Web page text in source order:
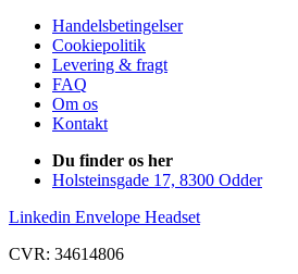
Handelsbetingelser
Cookiepolitik
Levering & fragt
FAQ
Om os
Kontakt
Du finder os her
Holsteinsgade 17, 8300 Odder
Linkedin Envelope Headset
CVR: 34614806